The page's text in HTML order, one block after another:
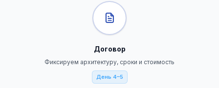
Договор
Фиксируем архитектуру, сроки и стоимость
День 4–5